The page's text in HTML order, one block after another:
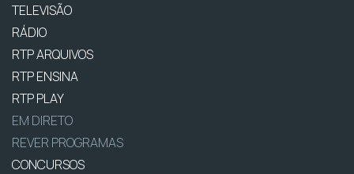
TELEVISÃO
RÁDIO
RTP ARQUIVOS
RTP ENSINA
RTP PLAY
EM DIRETO
REVER PROGRAMAS
CONCURSOS